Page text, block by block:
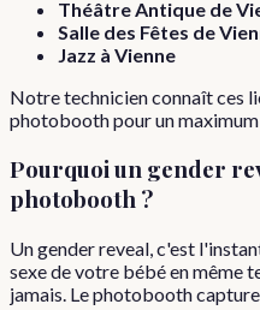
Théâtre Antique de
Salle des Fêtes de
Jazz à Vienne
Notre technicien connaît ces
photobooth pour un
Pourquoi un gender
photobooth ?
Un gender reveal, c'est
sexe de votre bébé en même
jamais. Le photobooth